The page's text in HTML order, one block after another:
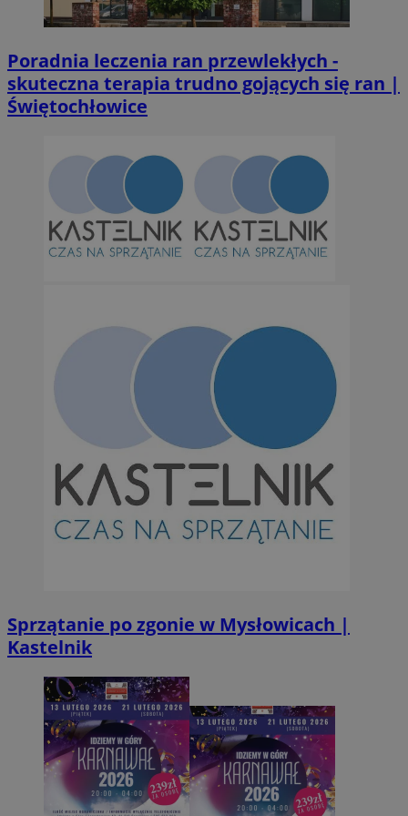
Poradnia leczenia ran przewlekłych -
skuteczna terapia trudno gojących się ran |
Świętochłowice
Sprzątanie po zgonie w Mysłowicach |
Kastelnik
m-ce.pl
euds
Corporation
.linkedin.com
Simplifi Holdings
INGRESSCOOKIE
NGINX Inc.
bh.contextweb.com